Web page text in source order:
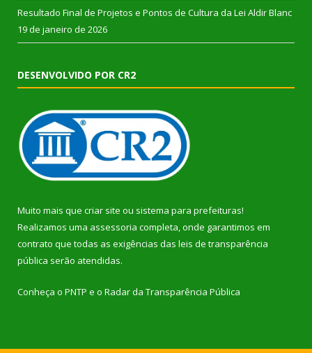
Resultado Final de Projetos e Pontos de Cultura da Lei Aldir Blanc
19 de janeiro de 2026
DESENVOLVIDO POR CR2
Muito mais que criar site ou sistema para prefeituras!
Realizamos uma assessoria completa, onde garantimos em
contrato que todas as exigências das leis de transparência
pública serão atendidas.
Conheça o PNTP e o Radar da Transparência Pública